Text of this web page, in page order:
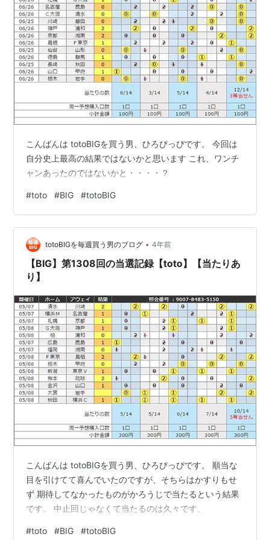
こんばんは totoBIGを買う男、ひろぴっぴです。 今回は
自分史上最高の結果ではないかと思います これ、ワンチ
ャンあったのではないかと・・・・？
#toto #BIG #totoBIG
totoBIGを毎週買う男のブログ • 4年前
【BIG】第1308回の当選記録【toto】【当たりあ
り】
こんばんは totoBIGを買う男、ひろぴっぴです。 順当な
目を引けてて喜んでいたのですが、そちらはかすりもせ
ず 期待してなかったものがかろうじで当たるという結果
です。 中止回じゃなくて当たるのは久々です、
#toto #BIG #totoBIG